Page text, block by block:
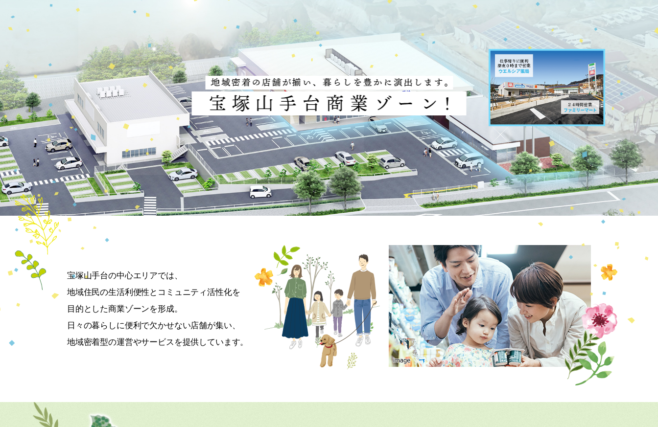
宝塚山手台の中心エリアでは、
地域住民の生活利便性とコミュニティ活性化を
目的とした商業ゾーンを形成。
日々の暮らしに便利で欠かせない店舗が集い、
地域密着型の運営やサービスを提供しています。